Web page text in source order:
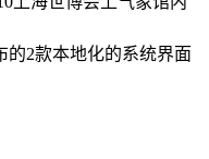
的2款本地化的系统界面